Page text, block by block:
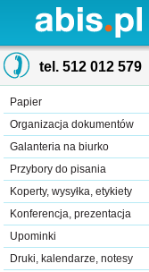
tel. 512 012 579
Papier
Organizacja dokumentów
Galanteria na biurko
Przybory do pisania
Koperty, wysyłka, etykiety
Konferencja, prezentacja
Upominki
Druki, kalendarze, notesy